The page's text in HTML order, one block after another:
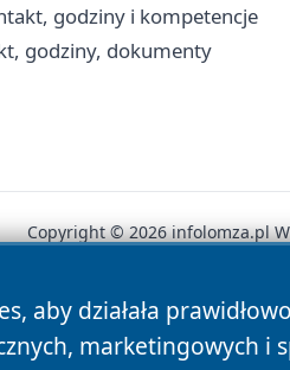
godziny i kompetencje
godziny, dokumenty
aby działała
marketingowych
Copyright © 2026 infolomza.pl
News Autorzy Polityka